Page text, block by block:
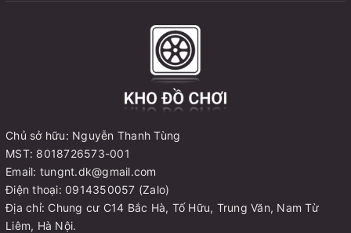
Chủ sở hữu: Nguyễn Thanh Tùng
MST: 8018726573-001
Email: tungnt.dk@gmail.com
Điện thoại: 0914350057 (Zalo)
Địa chỉ: Chung cư C14 Bắc Hà, Tố Hữu, Trung Văn, Nam Từ
Liêm, Hà Nội.